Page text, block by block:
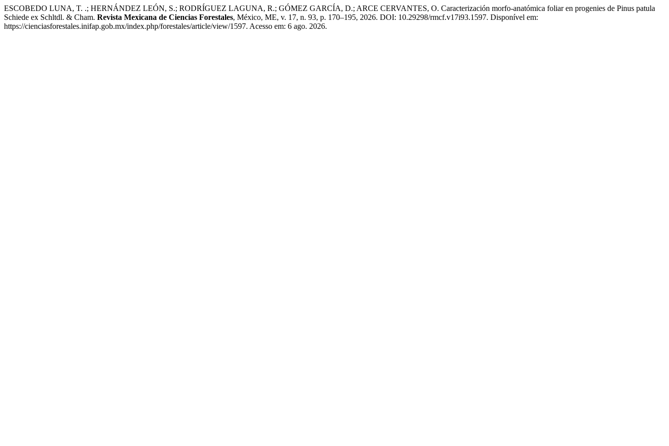
ESCOBEDO LUNA, T. .; HERNÁNDEZ LEÓN, S.; RODRÍGUEZ LAGUNA, R.; GÓMEZ GARCÍA, D.; ARCE CERVANTES, O. Caracterización morfo-anatómica foliar en progenies de Pinus patula
Schiede ex Schltdl. & Cham. Revista Mexicana de Ciencias Forestales, México, ME, v. 17, n. 93, p. 170–195, 2026. DOI: 10.29298/rmcf.v17i93.1597. Disponível em:
https://cienciasforestales.inifap.gob.mx/index.php/forestales/article/view/1597. Acesso em: 6 ago. 2026.